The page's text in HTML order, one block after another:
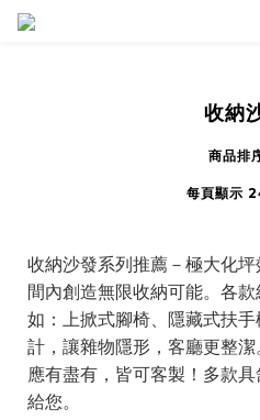
收納
商品排
每頁顯示
收納沙發系列推薦－極大化
間內創造無限收納可能。各款
如：上掀式腳椅、隱藏式扶
計，讓雜物隱形，客廳更整
應有盡有，皆可客製！多款
給您。